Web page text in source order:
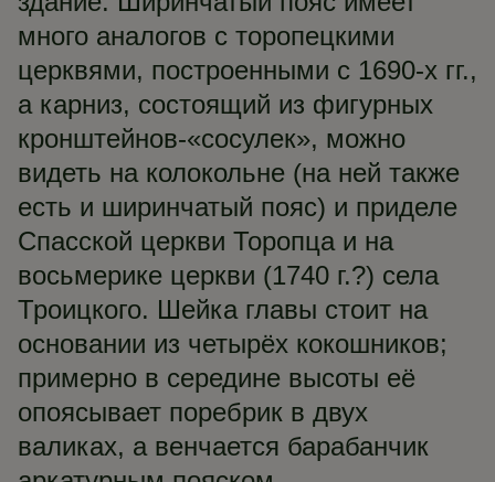
много аналогов с торопецкими
церквями, построенными с 1690-х гг.,
а карниз, состоящий из фигурных
кронштейнов-«сосулек», можно
видеть на колокольне (на ней также
есть и ширинчатый пояс) и приделе
Спасской церкви Торопца и на
восьмерике церкви (1740 г.?) села
Троицкого. Шейка главы стоит на
основании из четырёх кокошников;
примерно в середине высоты её
опоясывает поребрик в двух
валиках, а венчается барабанчик